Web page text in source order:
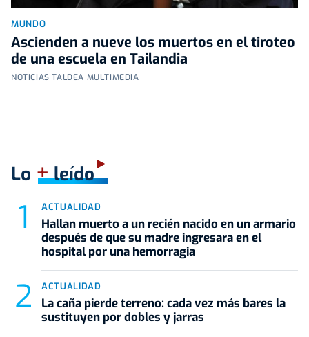
MUNDO
Ascienden a nueve los muertos en el tiroteo
de una escuela en Tailandia
NOTICIAS TALDEA MULTIMEDIA
Lo +leído
ACTUALIDAD
Hallan muerto a un recién nacido en un armario
después de que su madre ingresara en el
hospital por una hemorragia
ACTUALIDAD
La caña pierde terreno: cada vez más bares la
sustituyen por dobles y jarras